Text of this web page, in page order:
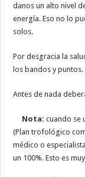
danos un alto nivel
energía. Eso no lo
solos.
Por desgracia la
los bandos y
Antes de nada
Nota:cuando se
(Plan trofológico
médico o
un 100%. Esto es